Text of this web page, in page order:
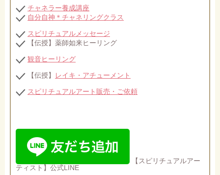
プライバシーポリシー
チャネラー養成講座
自分自神＊チャネリングクラス
スピリチュアルメッセージ
【伝授】薬師如来ヒーリング
観音ヒーリング
【伝授】 レイキ・アチューメント
スピリチュアルアート販売・ご依頼
【スピリチュアルアー
ティスト】公式LINE